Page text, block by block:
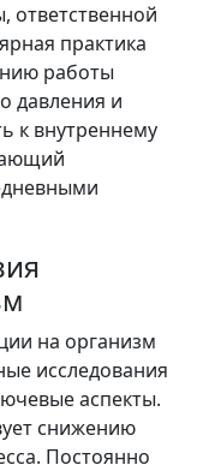
ответственной
практика
работы
давления и
к внутреннему
на организм
исследования
аспекты.
снижению
Постоянно